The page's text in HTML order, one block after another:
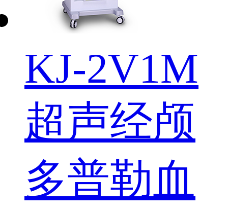
KJ-2V1M
超声经颅
多普勒血